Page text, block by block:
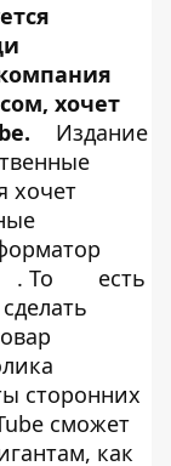
хочет
Издание
хочет
. То
есть
сторонних
сможет
как